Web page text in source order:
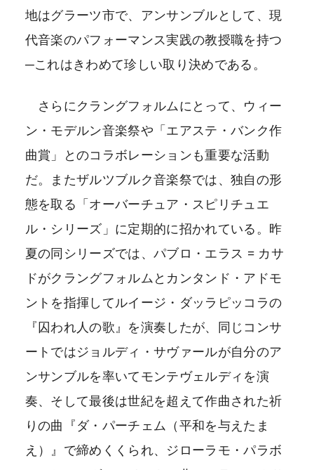
地はグラーツ市で、アンサンブルとして、現
代音楽のパフォーマンス実践の教授職を持つ
─これはきわめて珍しい取り決めである。
さらにクラングフォルムにとって、ウィー
ン・モデルン音楽祭や「エアステ・バンク作
曲賞」とのコラボレーションも重要な活動
だ。またザルツブルク音楽祭では、独自の形
態を取る「オーバーチュア・スピリチュエ
ル・シリーズ」に定期的に招かれている。昨
夏の同シリーズでは、パブロ・エラス = カサ
ドがクラングフォルムとカンタンド・アドモ
ントを指揮してルイージ・ダッラピッコラの
『囚われ人の歌』を演奏したが、同じコンサ
ートではジョルディ・サヴァールが自分のア
ンサンブルを率いてモンテヴェルディを演
奏、そして最後は世紀を超えて作曲された祈
りの曲『ダ・パーチェム（平和を与えたま
え）』で締めくくられ、ジローラモ・パラボ